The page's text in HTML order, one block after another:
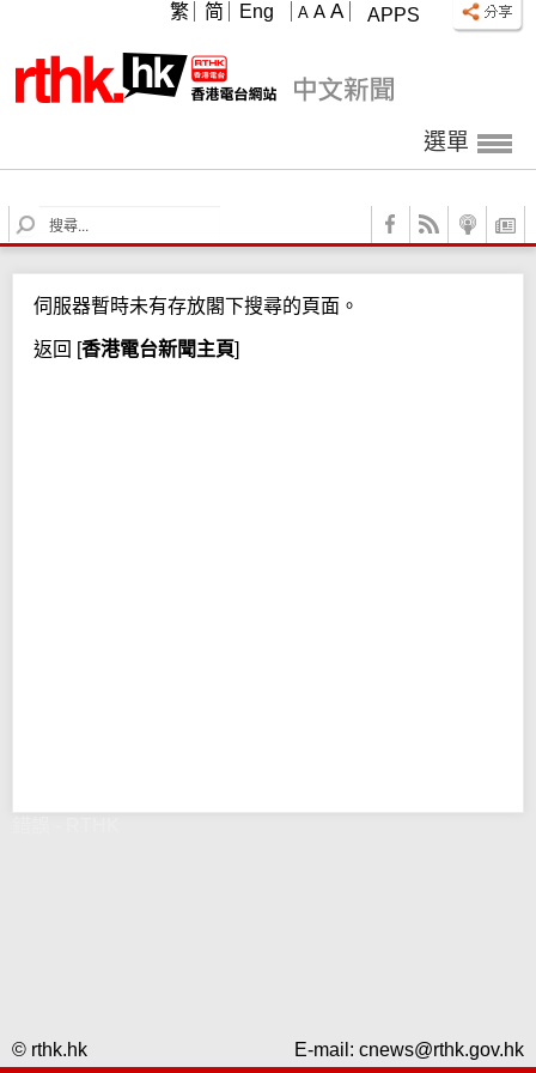
APPS
A A A
繁 简 Eng
選單
S
e
c
h
伺服器暫時未有存放閣下搜尋的頁面。
返回 [香港電台新聞主頁]
© rthk.hk E-mail: cnews@rthk.gov.hk